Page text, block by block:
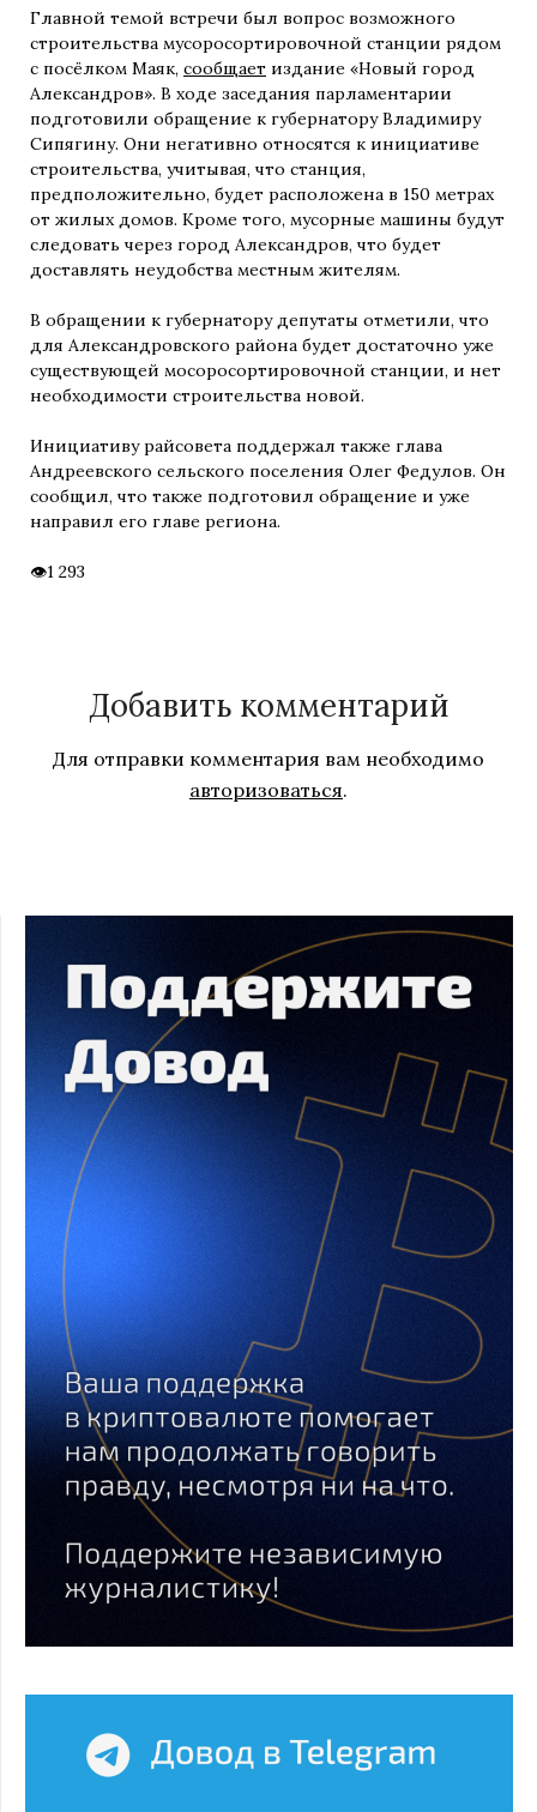
Главной темой встречи был вопрос возможного
строительства мусоросортировочной станции рядом
с посёлком Маяк, сообщает издание «Новый город
Александров». В ходе заседания парламентарии
подготовили обращение к губернатору Владимиру
Сипягину. Они негативно относятся к инициативе
строительства, учитывая, что станция,
предположительно, будет расположена в 150 метрах
от жилых домов. Кроме того, мусорные машины будут
следовать через город Александров, что будет
доставлять неудобства местным жителям.
В обращении к губернатору депутаты отметили, что
для Александровского района будет достаточно уже
существующей мосоросортировочной станции, и нет
необходимости строительства новой.
Инициативу райсовета поддержал также глава
Андреевского сельского поселения Олег Федулов. Он
сообщил, что также подготовил обращение и уже
направил его главе региона.
1 293
Добавить комментарий
Для отправки комментария вам необходимо
авторизоваться.